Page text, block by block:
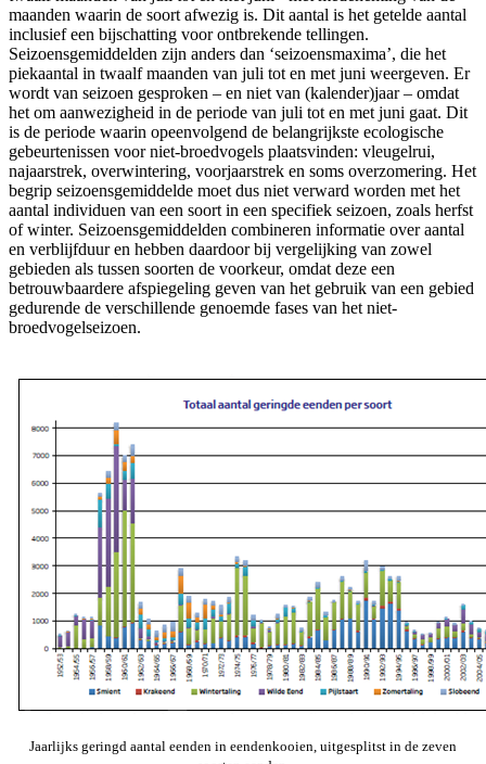
maanden waarin de soort afwezig is. Dit aantal is het getelde aantal
inclusief een bijschatting voor ontbrekende tellingen.
Seizoensgemiddelden zijn anders dan ‘seizoensmaxima’, die het
piekaantal in twaalf maanden van juli tot en met juni weergeven. Er
wordt van seizoen gesproken – en niet van (kalender)jaar – omdat
het om aanwezigheid in de periode van juli tot en met juni gaat. Dit
is de periode waarin opeenvolgend de belangrijkste ecologische
gebeurtenissen voor niet-broedvogels plaatsvinden: vleugelrui,
najaarstrek, overwintering, voorjaarstrek en soms overzomering. Het
begrip seizoensgemiddelde moet dus niet verward worden met het
aantal individuen van een soort in een specifiek seizoen, zoals herfst
of winter. Seizoensgemiddelden combineren informatie over aantal
en verblijfduur en hebben daardoor bij vergelijking van zowel
gebieden als tussen soorten de voorkeur, omdat deze een
betrouwbaardere afspiegeling geven van het gebruik van een gebied
gedurende de verschillende genoemde fases van het niet-
broedvogelseizoen.
Jaarlijks geringd aantal eenden in eendenkooien, uitgesplitst in de zeven